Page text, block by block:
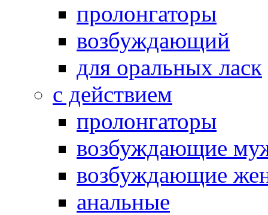
пролонгаторы
возбуждающий
для оральных ласк
с действием
пролонгаторы
возбуждающие
возбуждающие
анальные